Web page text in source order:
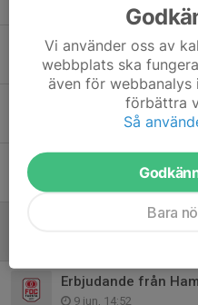
FARSTA CUPEN
6 jul, 08:37
Fotboll för Farsta -
2 jul, 07:16
Sommarinfo från
Egen camp för våra
Erbjudande från
9 jun, 14:52
Vi använder oss av
webbplats ska
även för
förbättra
Så
Bara